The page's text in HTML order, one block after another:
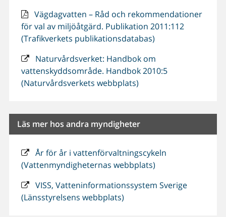
Vägdagvatten – Råd och rekommendationer
för val av miljöåtgärd. Publikation 2011:112
(Trafikverkets publikationsdatabas)
Naturvårdsverket: Handbok om
vattenskyddsområde. Handbok 2010:5
(Naturvårdsverkets webbplats)
Läs mer hos andra myndigheter
År för år i vattenförvaltningscykeln
(Vattenmyndigheternas webbplats)
VISS, Vatteninformationssystem Sverige
(Länsstyrelsens webbplats)